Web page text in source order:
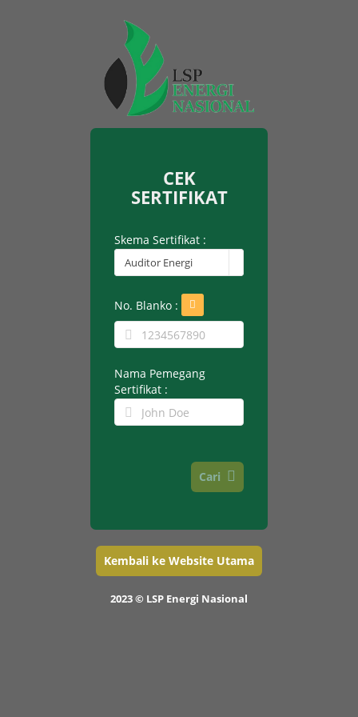
CEK
SERTIFIKAT
Skema Sertifikat :
Auditor Energi
No. Blanko :
Nama Pemegang
Sertifikat :
Cari
Kembali ke Website Utama
2023 © LSP Energi Nasional